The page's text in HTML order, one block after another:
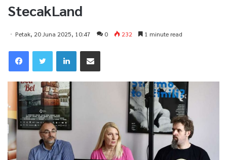
StecakLand
Petak, 20 Juna 2025, 10:47 0 232 1 minute read